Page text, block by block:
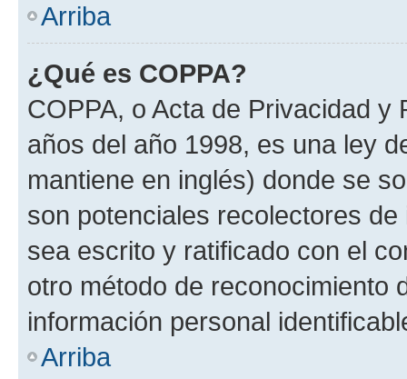
Arriba
¿Qué es COPPA?
COPPA, o Acta de Privacidad
años del año 1998, es una ley
mantiene en inglés) donde se
son potenciales recolectores
sea escrito y ratificado con el
otro método de reconocimiento
información personal
Arriba